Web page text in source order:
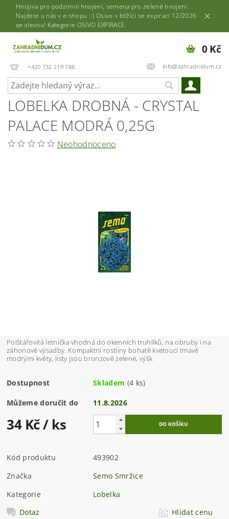
Hnojiva pro podzimní hnojení, semena pro zelené hnojení.
Najdete u nás v e-shopu :-) Osivo s blížící se expirací 12/2026
se slevou! Kategorie OSIVO EXPIRACE.
+420 732 219 788 info@zahradnidum.cz
0 Kč
LOBELKA DROBNÁ - CRYSTAL
PALACE MODRÁ 0,25G
Neohodnoceno
Polštářovitá letnička vhodná do okenních truhlíků, na obruby i na
záhonové výsadby. Kompaktní rostliny bohatě kvetoucí tmavě
modrými květy, listy jsou bronzově zelené, výšk
Dostupnost Skladem (4 ks)
Můžeme doručit do 11.8.2026
34 Kč/ ks
Kód produktu
493902
Značka
Semo Smržice
Kategorie
Lobelka
Dotaz
Hlídat cenu